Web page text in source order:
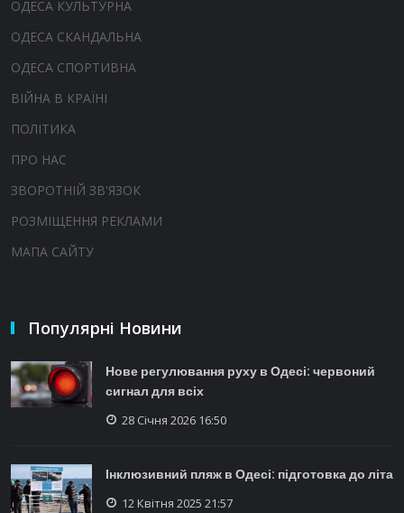
ОДЕСА КУЛЬТУРНА
ОДЕСА СКАНДАЛЬНА
ОДЕСА СПОРТИВНА
ВІЙНА В КРАЇНІ
ПОЛІТИКА
ПРО НАС
ЗВОРОТНІЙ ЗВ'ЯЗОК
РОЗМІЩЕННЯ РЕКЛАМИ
МАПА САЙТУ
Популярні Новини
Нове регулювання руху в Одесі: червоний
сигнал для всіх
28 Січня 2026 16:50
Інклюзивний пляж в Одесі: підготовка до літа
12 Квітня 2025 21:57